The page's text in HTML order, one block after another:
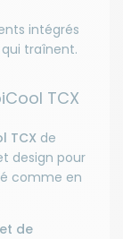
intégrés
traînent.
TCX
TCX de
design pour
comme en
de